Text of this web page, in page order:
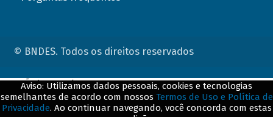
© BNDES. Todos os direitos reservados
Aviso: Utilizamos dados pessoais, cookies e tecnologias
semelhantes de acordo com nossos Termos de Uso e Política de
Privacidade. Ao continuar navegando, você concorda com estas
ConteÃºdo complementar
${title}${badge}